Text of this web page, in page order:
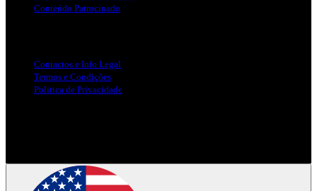
Conteúdo Patrocinado
Contactos e Info Legal
Termos e Condições
Politica de Privacidade